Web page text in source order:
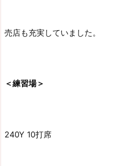
売店も充実していました。
＜練習場＞
240Y 10打席